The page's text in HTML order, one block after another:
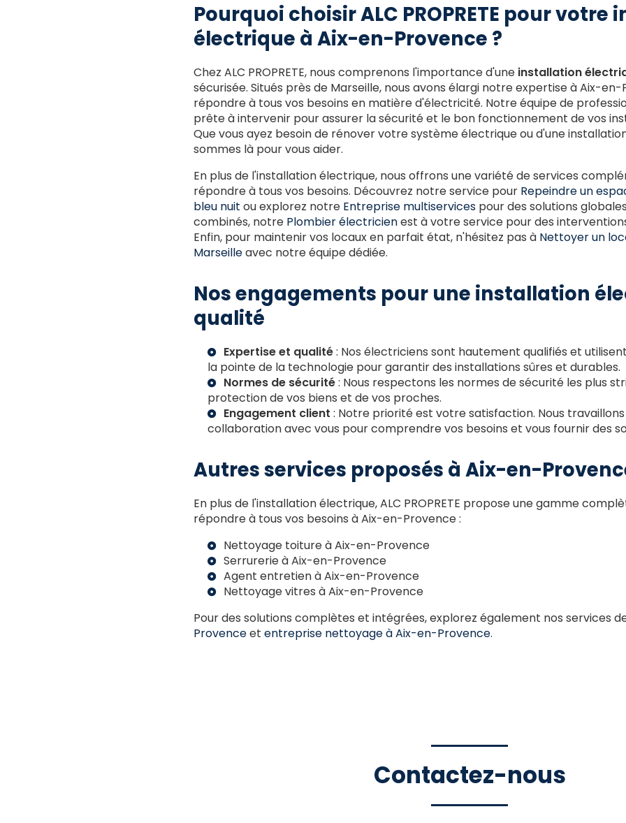
Pourquoi choisir ALC PROPRETE pour
électrique à Aix-en-Provence ?
Chez ALC PROPRETE, nous comprenons l'importance d'une installation
sécurisée. Situés près de Marseille, nous avons élargi notre expertise à Aix-
répondre à tous vos besoins en matière d'électricité. Notre équipe de
prête à intervenir pour assurer la sécurité et le bon fonctionnement de vos
Que vous ayez besoin de rénover votre système électrique ou d'une
sommes là pour vous aider.
En plus de l'installation électrique, nous offrons une variété de services
répondre à tous vos besoins. Découvrez notre service pour Repeindre un
bleu nuit ou explorez notre Entreprise multiservices pour des solutions
combinés, notre Plombier électricienest à votre service pour des
Enfin, pour maintenir vos locaux en parfait état, n'hésitez pas à Nettoyer un
Marseilleavec notre équipe dédiée.
Nos engagements pour une installation
qualité
Expertise et qualité: Nos électriciens sont hautement qualifiés et
la pointe de la technologie pour garantir des installations sûres et durables.
Normes de sécurité: Nous respectons les normes de sécurité les plus
protection de vos biens et de vos proches.
Engagement client : Notre priorité est votre satisfaction. Nous
collaboration avec vous pour comprendre vos besoins et vous fournir des
Autres services proposés à Aix-en-
En plus de l'installation électrique, ALC PROPRETE propose une gamme
répondre à tous vos besoins à Aix-en-Provence :
Nettoyage toiture à Aix-en-Provence
Serrurerie à Aix-en-Provence
Agent entretien à Aix-en-Provence
Nettoyage vitres à Aix-en-Provence
Pour des solutions complètes et intégrées, explorez également nos services
Provenceet entreprise nettoyage à Aix-en-Provence.
Contactez-nous